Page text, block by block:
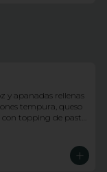
y apanadas rellenas
tempura, queso
topping de pasta